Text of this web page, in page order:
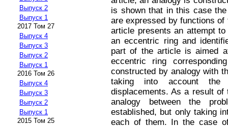
Выпуск 2
Выпуск 1
2017 Том 27
Выпуск 4
Выпуск 3
Выпуск 2
Выпуск 1
2016 Том 26
Выпуск 4
Выпуск 3
Выпуск 2
Выпуск 1
2015 Том 25
is shown that in this case
are expressed by functions
article presents an attempt
an eccentric ring and
part of the article is aimed
eccentric ring
constructed by analogy with
taking into account the
displacements. As a result
analogy between the
established, but only taking
each of them. In the case